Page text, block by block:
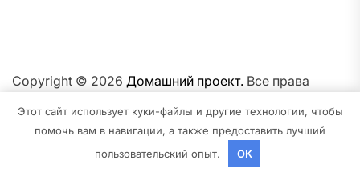
Copyright © 2026 Домашний проект. Все права
платформеWordPress.
Этот сайт использует куки-файлы и другие технологии, чтобы
помочь вам в навигации, а также предоставить лучший
пользовательский опыт.
OK